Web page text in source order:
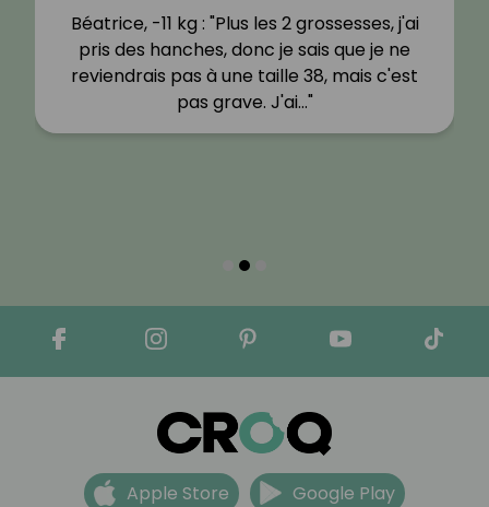
Béatrice, -11 kg : "Plus les 2 grossesses, j'ai
pris des hanches, donc je sais que je ne
reviendrais pas à une taille 38, mais c'est
pas grave. J'ai…"
Apple Store Google Play